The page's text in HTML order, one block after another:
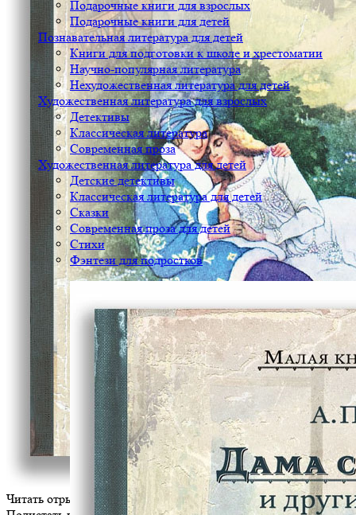
Подарочные книги для взрослых
Подарочные книги для детей
Познавательная литература для детей
Книги для подготовки к школе и хрестоматии
Научно-популярная литература
Нехудожественная литература для детей
Художественная литература для взрослых
Детективы
Классическая литература
Современная проза
Художественная литература для детей
Детские детективы
Классическая литература для детей
Сказки
Современная проза для детей
Стихи
Фэнтези для подростков
Читать отрывок